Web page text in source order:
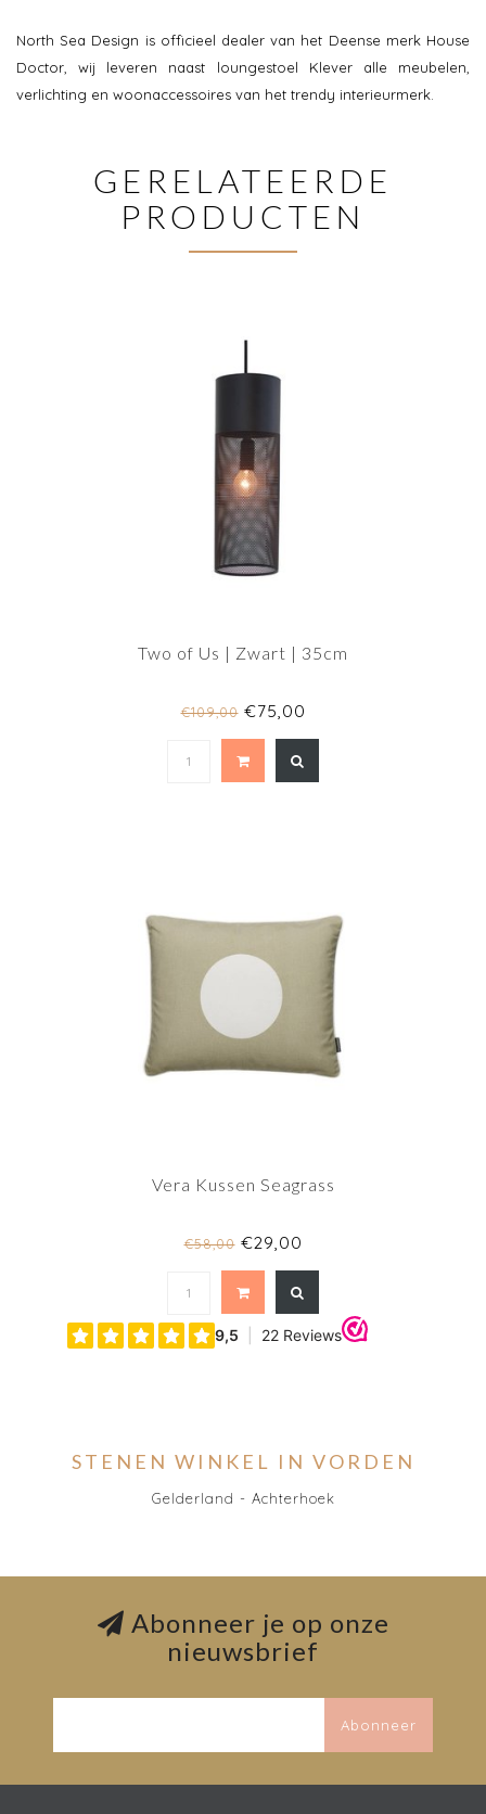
North Sea Design is officieel dealer van het Deense merk House
Doctor, wij leveren naast loungestoel Klever alle meubelen,
verlichting en woonaccessoires van het trendy interieurmerk.
GERELATEERDE
PRODUCTEN
Two of Us | Zwart | 35cm
€109,00€75,00
Vera Kussen Seagrass
€58,00€29,00
STENEN WINKEL IN VORDEN
Gelderland - Achterhoek
Abonneer je op onze
nieuwsbrief
Abonneer